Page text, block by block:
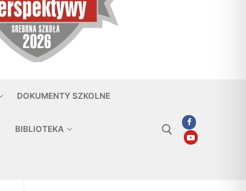
DOKUMENTY SZKOLNE
BIBLIOTEKA